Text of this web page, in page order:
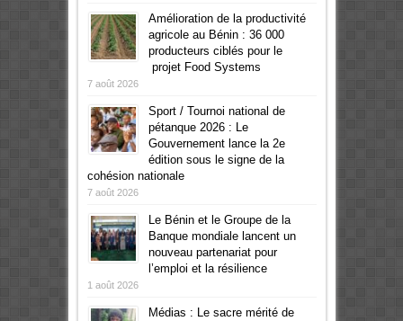
Amélioration de la productivité
agricole au Bénin : 36 000
producteurs ciblés pour le
projet Food Systems
7 août 2026
Sport / Tournoi national de
pétanque 2026 : Le
Gouvernement lance la 2e
édition sous le signe de la
cohésion nationale
7 août 2026
Le Bénin et le Groupe de la
Banque mondiale lancent un
nouveau partenariat pour
l’emploi et la résilience
1 août 2026
Médias : Le sacre mérité de